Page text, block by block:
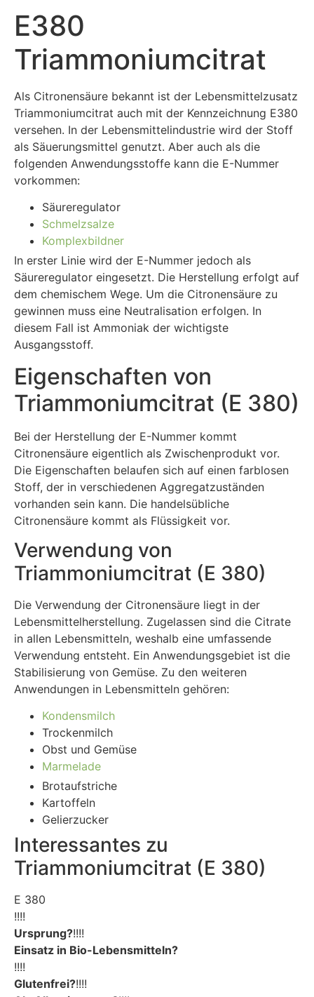
E380
Triammoniumcitrat
Als Citronensäure bekannt ist der Lebensmittelzusatz
Triammoniumcitrat auch mit der Kennzeichnung E380
versehen. In der Lebensmittelindustrie wird der Stoff
als Säuerungsmittel genutzt. Aber auch als die
folgenden Anwendungsstoffe kann die E-Nummer
vorkommen:
Säureregulator
Schmelzsalze
Komplexbildner
In erster Linie wird der E-Nummer jedoch als
Säureregulator eingesetzt. Die Herstellung erfolgt auf
dem chemischem Wege. Um die Citronensäure zu
gewinnen muss eine Neutralisation erfolgen. In
diesem Fall ist Ammoniak der wichtigste
Ausgangsstoff.
Eigenschaften von
Triammoniumcitrat (E 380)
Bei der Herstellung der E-Nummer kommt
Citronensäure eigentlich als Zwischenprodukt vor.
Die Eigenschaften belaufen sich auf einen farblosen
Stoff, der in verschiedenen Aggregatzuständen
vorhanden sein kann. Die handelsübliche
Citronensäure kommt als Flüssigkeit vor.
Verwendung von
Triammoniumcitrat (E 380)
Die Verwendung der Citronensäure liegt in der
Lebensmittelherstellung. Zugelassen sind die Citrate
in allen Lebensmitteln, weshalb eine umfassende
Verwendung entsteht. Ein Anwendungsgebiet ist die
Stabilisierung von Gemüse. Zu den weiteren
Anwendungen in Lebensmitteln gehören:
Kondensmilch
Trockenmilch
Obst und Gemüse
Marmelade
Brotaufstriche
Kartoffeln
Gelierzucker
Interessantes zu
Triammoniumcitrat (E 380)
E 380
!!!!
Ursprung?!!!!
Einsatz in Bio-Lebensmitteln?
!!!!
Glutenfrei?!!!!